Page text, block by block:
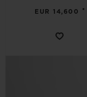
EUR 14,600 •